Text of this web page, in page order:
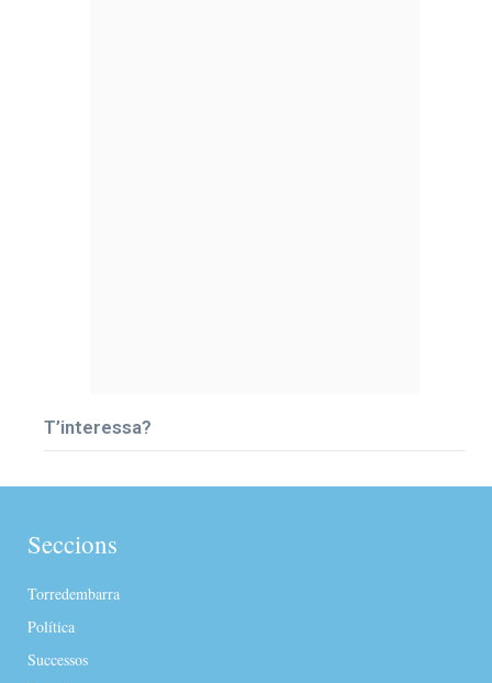
T’interessa?
Seccions
Torredembarra
Política
Successos